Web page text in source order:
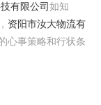
有限公司如知
资阳市汝大物流有
心事策略和行状条